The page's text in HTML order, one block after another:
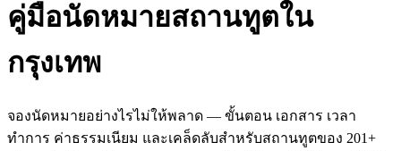
คู่มือนัดหมายสถานทูตใน
กรุงเทพ
จองนัดหมายอย่างไรไม่ให้พลาด — ขั้นตอน เอกสาร เวลา
ทำการ ค่าธรรมเนียม และเคล็ดลับสำหรับสถานทูตของ 201+